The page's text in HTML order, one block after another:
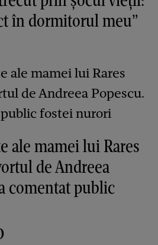
în dormitorul meu”
ale mamei lui Rares
de Andreea
comentat public